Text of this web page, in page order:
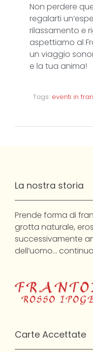
Non perdere
regalarti
rilassamento e
aspettiamo al
un viaggio
e la tua anima!
Tags: eventi in
La nostra storia
Prende forma di
grotta naturale,
successivamente
dell’uomo…
Carte Accettate